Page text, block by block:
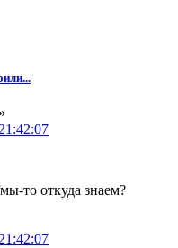
то откуда знаем?